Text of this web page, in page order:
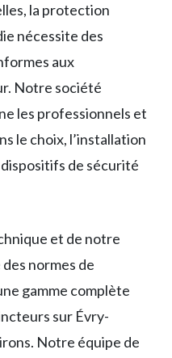
la protection
nécessite des
aux
Notre société
les professionnels et
le choix, l’installation
de sécurité
et de notre
normes de
gamme complète
sur Évry-
Notre équipe de